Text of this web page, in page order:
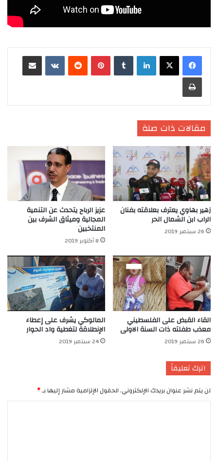
لينكدإن بينتيريست
طباعة
مقالات ذات صلة
زهير بهاوي يعترف بعلاقته بفنان
الراب ابن الشمال الحر
26 سبتمبر 2019
عزيز الرباح يتحدث عن التنمية
المجالية وميثاق الشرف بين
المنتخبين
8 أكتوبر 2019
القاء القبض على الفلسطيني
معذب طفلته ذات السنة الاولى
26 سبتمبر 2019
المالوكي يشرف على إعطاء
الإنطلاقة لتغطية واد الحوار
24 سبتمبر 2019
اترك تعليقاً
لن يتم نشر عنوان بريدك الإلكتروني.الحقول الإلزامية مشار إليها بـ*